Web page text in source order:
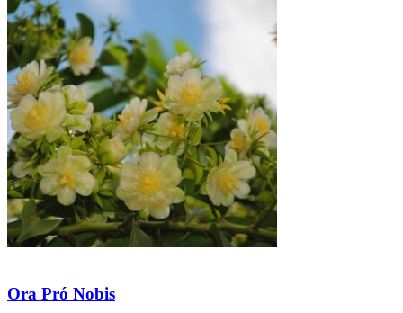
Ora Pró Nobis